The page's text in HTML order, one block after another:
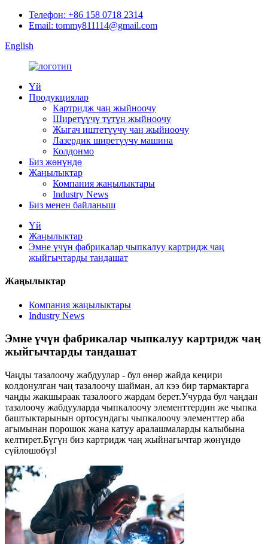
Телефон: +86 158 0718 2314
Email: tommy811114@gmail.com
English
Үй
Продукциялар
Картридж чаң жыйноочу
Ширетүүчү түтүн жыйноочу
Жыгач иштетүүчү чаң жыйноочу
Лазердик ширетүүчү машина
Колдонмо
Биз жөнүндө
Жаңылыктар
Компания жаңылыктары
Industry News
Биз менен байланыш
Үй
Жаңылыктар
Эмне үчүн фабрикалар чыпкалуу картридж чаң
жыйгычтарды тандашат
Жаңылыктар
Компания жаңылыктары
Industry News
Эмне үчүн фабрикалар чыпкалуу картридж чаң
жыйгычтарды тандашат
Чаңды тазалоочу жабдуулар - бул өнөр жайда кеңири
колдонулган чаң тазалоочу шайман, ал кээ бир тармактарга
чаңды жакшыраак тазалоого жардам берет.Учурда бул чаңдан
тазалоочу жабдууларда чыпкалоочу элементтердин же чыпка
баштыктарынын ортосундагы чыпкалоочу элементтер аба
агымынан порошок жана катуу аралашмаларды калыбына
келтирет.Бүгүн биз картридж чаң жыйнагычтар жөнүндө
сүйлөшөбүз!